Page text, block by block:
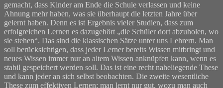
gemacht, dass Kinder am Ende die Schule verlassen und keine
Ahnung mehr haben, was sie überhaupt die letzten Jahre über
gelernt haben. Denn es ist Ergebnis vieler Studien, dass zum
erfolgreichen Lernen es dazugehört „die Schüler dort abzuholen, wo
sie stehen“. Das sind die klassischen Sätze unter uns Lehrern. Man
soll berücksichtigen, dass jeder Lerner bereits Wissen mitbringt und
neues Wissen immer nur an altem Wissen anknüpfen kann, wenn es
stabil gespeichert werden soll. Das ist eine recht naheliegende These
und kann jeder an sich selbst beobachten. Die zweite wesentliche
These zum effektiven Lernen: man lernt nur gut, wozu man auch